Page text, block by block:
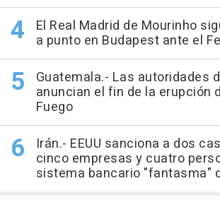
El Real Madrid de Mourinho
a punto en Budapest ante el
Guatemala.- Las autoridades
anuncian el fin de la erupción
Fuego
Irán.- EEUU sanciona a dos
cinco empresas y cuatro
sistema bancario "fantasma"